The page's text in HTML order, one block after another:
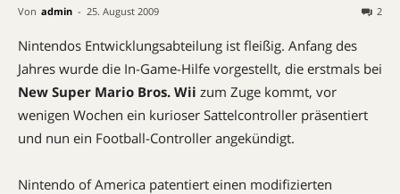
Von admin - 25. August 2009 2
Nintendos Entwicklungsabteilung ist fleißig. Anfang des
Jahres wurde die In-Game-Hilfe vorgestellt, die erstmals bei
New Super Mario Bros. Wii zum Zuge kommt, vor
wenigen Wochen ein kurioser Sattelcontroller präsentiert
und nun ein Football-Controller angekündigt.
Nintendo of America patentiert einen modifizierten